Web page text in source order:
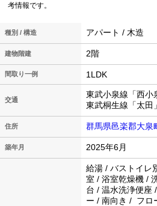
考情報です。
種別 / 構造 アパート / 木造
建物階建 2階
間取り一例 1LDK
交通
東武小泉線「西小
東武桐生線「太田
住所 群馬県邑楽郡大泉
築年月 2025年6月
給湯 / バストイレ
室 / 浴室乾燥機 /
台 / 温水洗浄便座
ー / 南向き / フロ